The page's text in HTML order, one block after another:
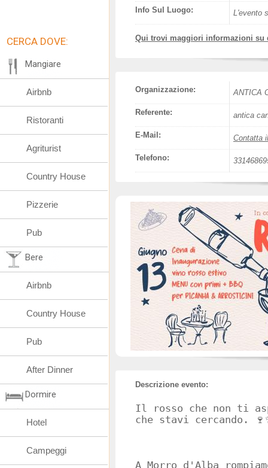
Info Sul Luogo: L'evento
Qui trovi maggiori informazioni su
Organizzazione: ANTICA
Referente: antica
E-Mail: Contatta
Telefono:
Descrizione evento:
Il rosso che non ti
che stavi cercando.
A Morro d'Alba
CERCA DOVE:
Mangiare
Airbnb
Ristoranti
Agriturist
Country House
Pizzerie
Pub
Bere
Airbnb
Country House
Pub
After Dinner
Dormire
Hotel
Campeggi